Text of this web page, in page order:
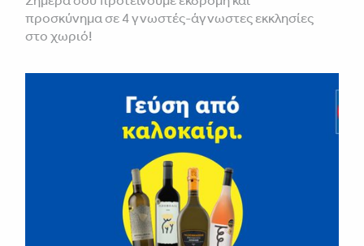
προσκύνημα σε 4 γνωστές-άγνωστες εκκλησίες
στο χωριό!